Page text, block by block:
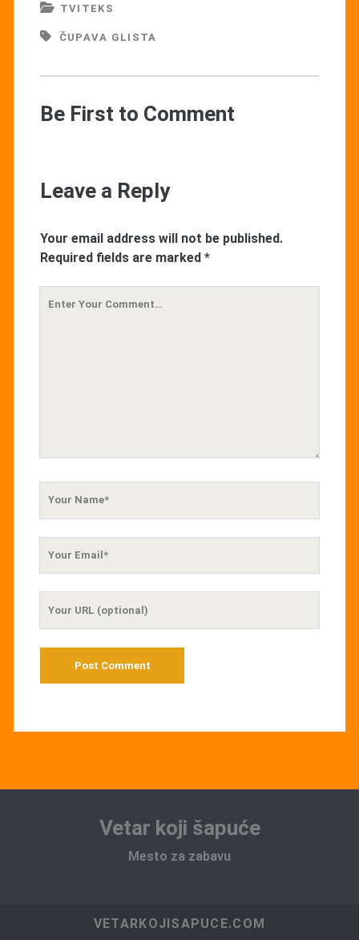
TVITEKS
ČUPAVA GLISTA
Be First to Comment
Leave a Reply
Your email address will not be published.
Required fields are marked *
Vetar koji šapuće
Mesto za zabavu
VETARKOJISAPUCE.COM